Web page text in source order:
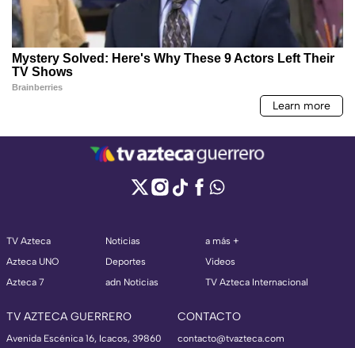
TV Azteca
Azteca UNO
Azteca 7
Noticias
Deportes
adn Noticias
a más +
Videos
TV Azteca Internacional
TV AZTECA GUERRERO
Avenida Escénica 16, Icacos, 39860
CONTACTO
contacto@tvazteca.com